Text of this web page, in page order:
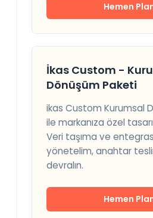
Hemen
İkas Custom -
Dönüşüm Paketi
ikas Custom Kurumsal
ile markanıza özel
Veri taşıma ve
yönetelim, anahtar
devralın.
Hemen